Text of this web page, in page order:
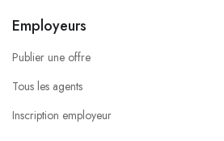
Employeurs
Publier une offre
Tous les agents
Inscription employeur